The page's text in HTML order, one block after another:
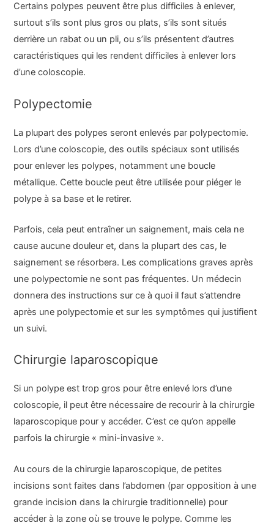
Certains polypes peuvent être plus difficiles à enlever,
surtout s’ils sont plus gros ou plats, s’ils sont situés
derrière un rabat ou un pli, ou s’ils présentent d’autres
caractéristiques qui les rendent difficiles à enlever lors
d’une coloscopie.
Polypectomie
La plupart des polypes seront enlevés par polypectomie.
Lors d’une coloscopie, des outils spéciaux sont utilisés
pour enlever les polypes, notamment une boucle
métallique. Cette boucle peut être utilisée pour piéger le
polype à sa base et le retirer.
Parfois, cela peut entraîner un saignement, mais cela ne
cause aucune douleur et, dans la plupart des cas, le
saignement se résorbera. Les complications graves après
une polypectomie ne sont pas fréquentes. Un médecin
donnera des instructions sur ce à quoi il faut s’attendre
après une polypectomie et sur les symptômes qui justifient
un suivi.
Chirurgie laparoscopique
Si un polype est trop gros pour être enlevé lors d’une
coloscopie, il peut être nécessaire de recourir à la chirurgie
laparoscopique pour y accéder. C’est ce qu’on appelle
parfois la chirurgie « mini-invasive ».
Au cours de la chirurgie laparoscopique, de petites
incisions sont faites dans l’abdomen (par opposition à une
grande incision dans la chirurgie traditionnelle) pour
accéder à la zone où se trouve le polype. Comme les